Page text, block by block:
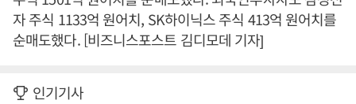
자 주식 1133억 원어치, SK하이닉스 주식 413억 원어치를
순매도했다. [비즈니스포스트 김디모데 기자]
인기기사